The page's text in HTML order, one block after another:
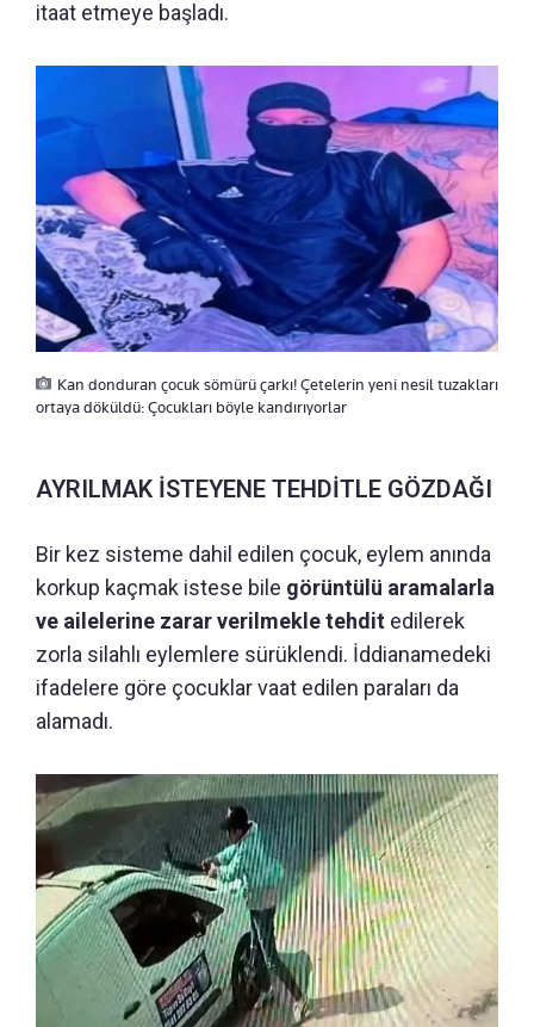
itaat etmeye başladı.
Kan donduran çocuk sömürü çarkı! Çetelerin yeni nesil tuzakları
ortaya döküldü: Çocukları böyle kandırıyorlar
AYRILMAK İSTEYENE TEHDİTLE GÖZDAĞI
Bir kez sisteme dahil edilen çocuk, eylem anında
korkup kaçmak istese bile görüntülü aramalarla
ve ailelerine zarar verilmekle tehdit edilerek
zorla silahlı eylemlere sürüklendi. İddianamedeki
ifadelere göre çocuklar vaat edilen paraları da
alamadı.